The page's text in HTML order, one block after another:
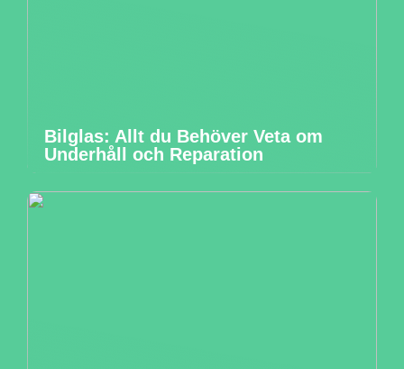
Bilglas: Allt du Behöver Veta om
Underhåll och Reparation